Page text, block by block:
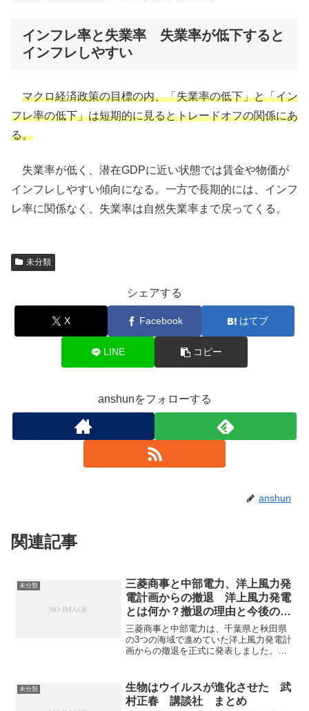
インフレ率と失業率 失業率が低下すると
インフレしやすい
マクロ経済政策の目標の内、「失業率の低下」と「イン
フレ率の低下」は短期的に見るとトレードオフの関係にあ
る。
失業率が低く、潜在GDPに近い状態では賃金や物価が
インフレしやすい傾向になる。一方で長期的には、インフ
レ率に関係なく、失業率は自然失業率まで戻ってくる。
未分類
シェアする
X Facebook はてブ
LINE コピー
anshunをフォローする
anshun
関連記事
未分類
三菱商事と中部電力、洋上風力発
電計画からの撤退 洋上風力発電
とは何か？撤退の理由と今後の計
画の見通しは？
三菱商事と中部電力は、千葉県と秋田県
の3つの海域で進めていた洋上風力発電計
画からの撤退を正式に発表しました。撤
とは何か、撤退の理由や今後の計画の見
通しを知ることができます。
未分類
生物はウイルスが進化させた 武
村正春 講談社 まとめ